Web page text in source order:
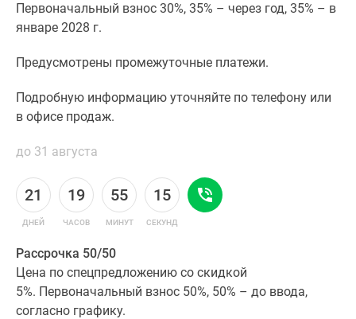
Первоначальный взнос 30%, 35% – через год, 35% – в
январе 2028 г.
Предусмотрены промежуточные платежи.
Подробную информацию уточняйте по телефону или
в офисе продаж.
до 31 августа
21
ДНЕЙ
19
ЧАСОВ
55
МИНУТ
14
СЕКУНД
Рассрочка 50/50
Цена по спецпредложению со скидкой
5%. Первоначальный взнос 50%, 50% – до ввода,
согласно графику.